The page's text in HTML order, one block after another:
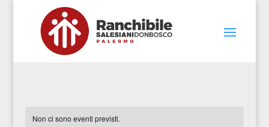
Non ci sono eventi previsti.